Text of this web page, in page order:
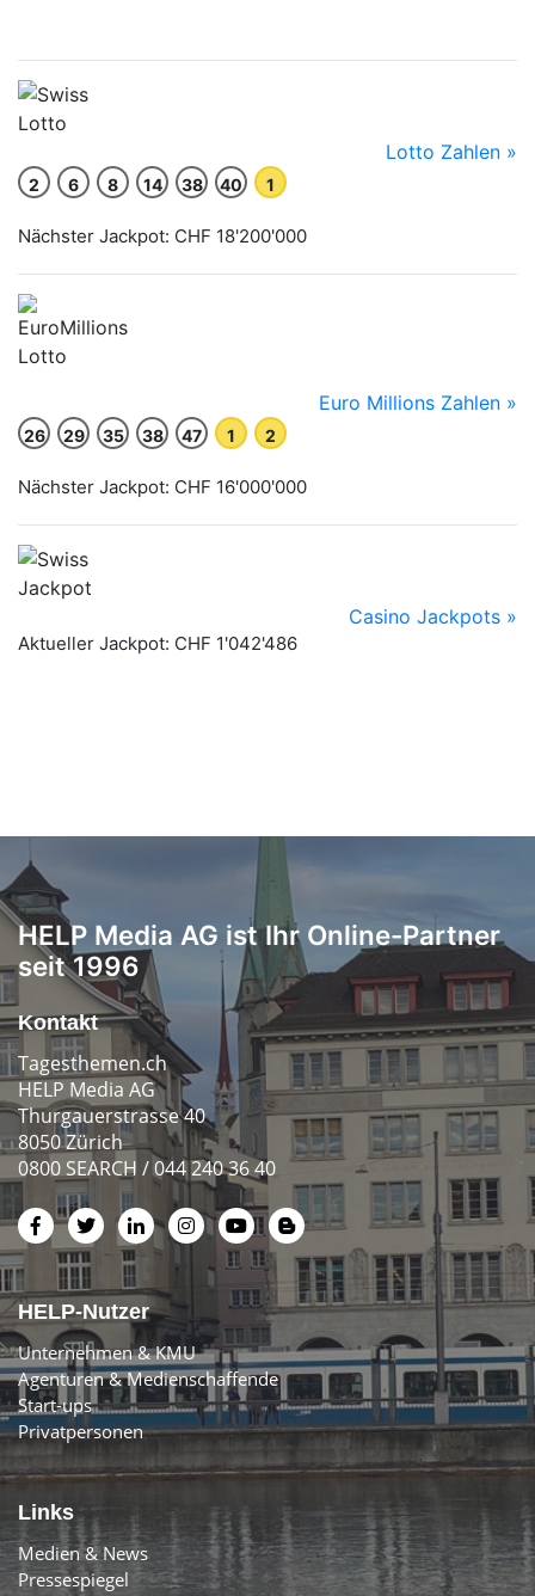
HELP Media AG ist Ihr Online-Partner
seit 1996
Kontakt
Tagesthemen.ch
HELP Media AG
Thurgauerstrasse 40
8050 Zürich
0800 SEARCH / 044 240 36 40
HELP-Nutzer
Unternehmen & KMU
Agenturen & Medienschaffende
Start-ups
Privatpersonen
Links
Medien & News
Pressespiegel